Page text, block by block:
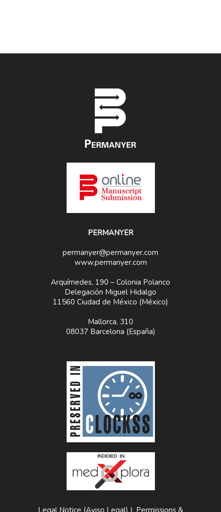
PERMANYER
permanyer@permanyer.com
www.permanyer.com
Arquímedes, 190 – Colonia Polanco
Delegación Miguel Hidalgo
11560 Ciudad de México (México)
Mallorca, 310
08037 Barcelona (España)
Legal Notice (Aviso Legal) | Permissions &